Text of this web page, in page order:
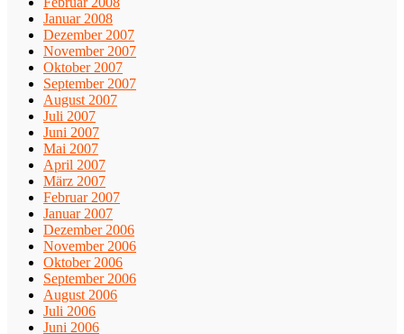
Januar 2008
Dezember 2007
November 2007
Oktober 2007
September 2007
August 2007
Juli 2007
Juni 2007
Mai 2007
April 2007
März 2007
Februar 2007
Januar 2007
Dezember 2006
November 2006
Oktober 2006
September 2006
August 2006
Juli 2006
Juni 2006